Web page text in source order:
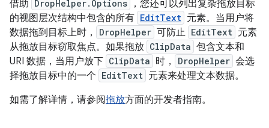
借助 DropHelper.Options
，您还可以列出复杂拖放目标
的视图层次结构中包含的所有 EditText 元素。当用户将
数据拖到目标上时，
DropHelper 可防止 EditText 元素
从拖放目标窃取焦点。如果拖放 ClipData 包含文本和
URI 数据，当用户放下 ClipData 时， DropHelper 会选
择拖放目标中的一个 EditText 元素来处理文本数据。
如需了解详情，请参阅拖放方面的开发者指南。